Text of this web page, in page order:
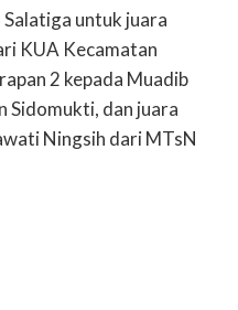
untuk juara
KUA Kecamatan
2 kepada Muadib
Sidomukti, dan juara
Ningsih dari MTsN